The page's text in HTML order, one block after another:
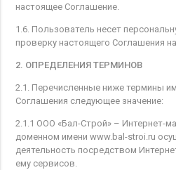
настоящее Соглашение.
1.6. Пользователь несет
проверку настоящего Соглашения
2. ОПРЕДЕЛЕНИЯ ТЕРМИНОВ
2.1. Перечисленные ниже термины
Соглашения следующее значение:
2.1.1 ООО «Бал-Строй» – Интернет-
доменном имени www.bal-stroi.ru
деятельность посредством
ему сервисов.